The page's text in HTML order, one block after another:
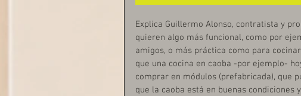
Explica Guillermo Alonso, contratista y
quieren algo más funcional, como por
amigos, o más práctica como para
que una cocina en caoba -por ejemplo-
comprar en módulos (prefabricada), que
que la caoba está en buenas